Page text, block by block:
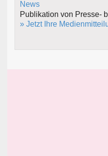
Publikation von Presse-
» Jetzt Ihre